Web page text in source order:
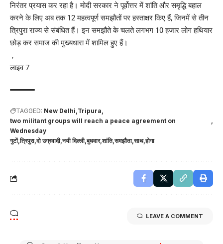
निरंतर प्रयास कर रहा है। मोदी सरकार ने पूर्वोत्तर में शांति और समृद्धि बहाल
करने के लिए अब तक 12 महत्वपूर्ण समझौतों पर हस्ताक्षर किए हैं, जिनमें से तीन
त्रिपुरा राज्य से संबंधित हैं। इन समझौते के चलते लगभग 10 हजार लोग हथियार
छोड़ कर समाज की मुख्यधारा में शामिल हुए हैं।
,
लाइव 7
TAGGED: New Delhi Tripura
two militant groups will reach a peace agreement on
Wednesday
गुटों त्रिपुरा दो उग्रवादी नयी दिल्ली बुधवार शांति समझौता साथ होगा
LEAVE A COMMENT